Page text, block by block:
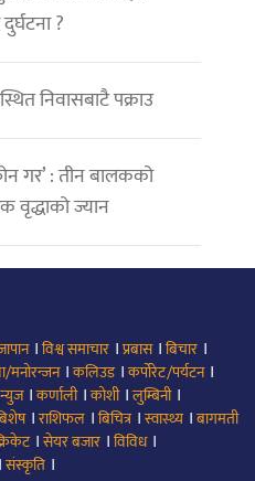
?
निवासबाटै पक्राउ
गर’ : तीन बालकको
ज्यान
।विश्व समाचार ।प्रबास।बिचार ।
मनोरन्जन।कलिउड।कर्पोरेट/पर्यटन।
।कर्णाली।कोशी।लुम्बिनी।
।राशिफल ।बिचित्र।स्वास्थ्य ।बागमती
।सेयर बजार ।विविध।
।संस्कृति ।